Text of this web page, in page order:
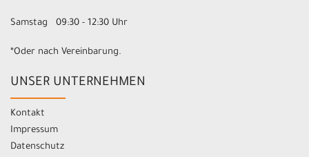
Samstag 09:30 - 12:30 Uhr
*Oder nach Vereinbarung.
UNSER UNTERNEHMEN
Kontakt
Impressum
Datenschutz